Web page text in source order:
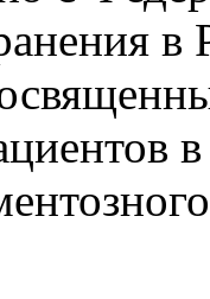
в